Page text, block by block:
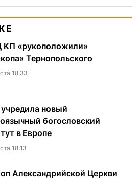
КП «рукоположили»
Тернопольского
18:33
новый
богословский
в Европе
18:13
Александрийской Церкви